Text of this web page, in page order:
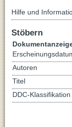
Hilfe und
Stöbern
Autoren
Titel
DDC-Klassifikation